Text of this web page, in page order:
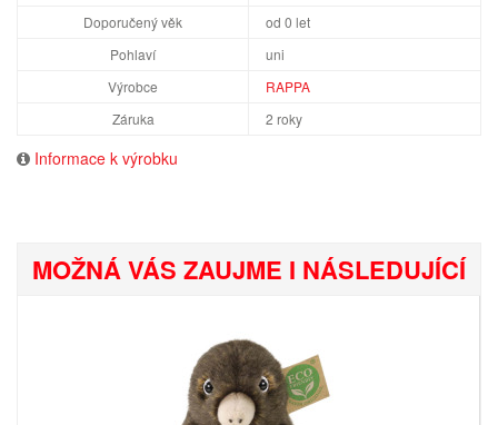
Doporučený věk
od 0 let
Pohlaví
uni
Výrobce
RAPPA
Záruka
2 roky
Informace k výrobku
MOŽNÁ VÁS ZAUJME I NÁSLEDUJÍCÍ